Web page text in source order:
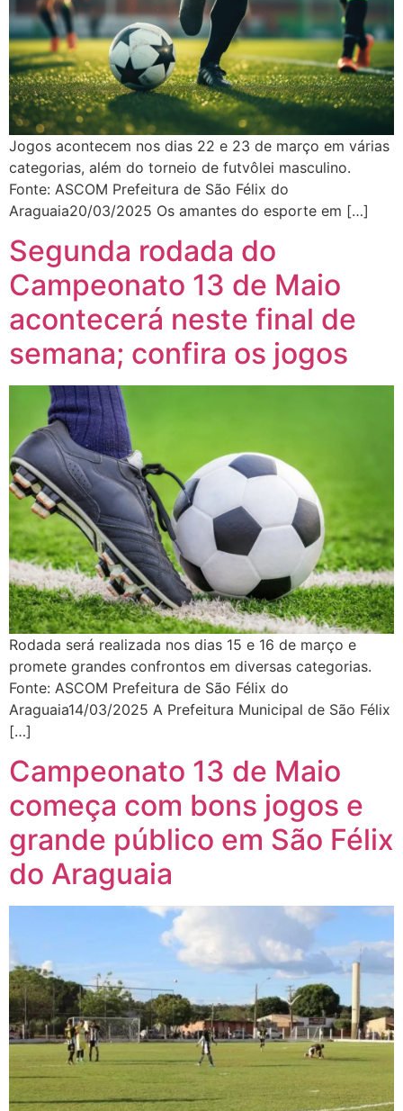
Jogos acontecem nos dias 22 e 23 de março em várias
categorias, além do torneio de futvôlei masculino.
Fonte: ASCOM Prefeitura de São Félix do
Araguaia20/03/2025 Os amantes do esporte em […]
Segunda rodada do
Campeonato 13 de Maio
acontecerá neste final de
semana; confira os jogos
Rodada será realizada nos dias 15 e 16 de março e
promete grandes confrontos em diversas categorias.
Fonte: ASCOM Prefeitura de São Félix do
Araguaia14/03/2025 A Prefeitura Municipal de São Félix
[…]
Campeonato 13 de Maio
começa com bons jogos e
grande público em São Félix
do Araguaia